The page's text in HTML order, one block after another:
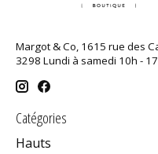
Margot & Co, 1615 rue des
3298 Lundi à samedi 10h -
Catégories
Hauts